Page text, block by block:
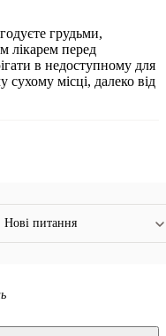
грудьми,
лікарем перед
в недоступному для
сухому місці, далеко від
Нові питання